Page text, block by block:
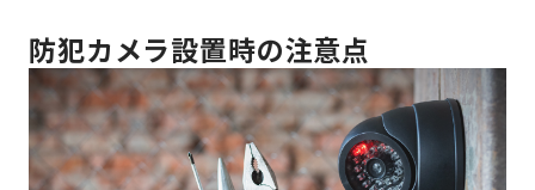
防犯カメラ設置時の注意点